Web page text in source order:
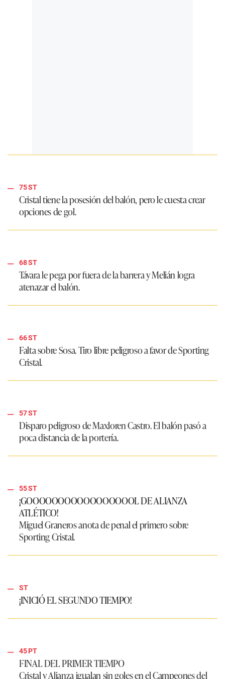
75 ST
Cristal tiene la posesión del balón, pero le cuesta crear
opciones de gol.
68 ST
Távara le pega por fuera de la barrera y Melián logra
atenazar el balón.
66 ST
Falta sobre Sosa. Tiro libre peligroso a favor de Sporting
Cristal.
57 ST
Disparo peligroso de Maxloren Castro. El balón pasó a
poca distancia de la portería.
55 ST
¡GOOOOOOOOOOOOOOOOOL DE ALIANZA
ATLÉTICO!
Miguel Graneros anota de penal el primero sobre
Sporting Cristal.
ST
¡INICIÓ EL SEGUNDO TIEMPO!
45 PT
FINAL DEL PRIMER TIEMPO
Cristal y Alianza igualan sin goles en el Campeones del